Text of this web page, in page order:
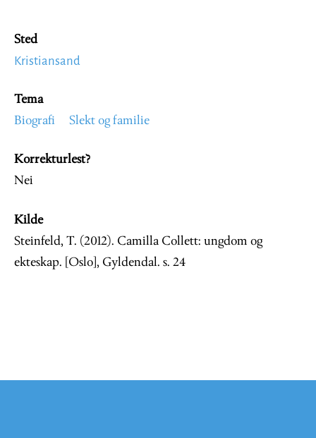
Sted
Kristiansand
Tema
Biografi
Slekt og familie
Korrekturlest?
Nei
Kilde
Steinfeld, T. (2012). Camilla Collett: ungdom og
ekteskap. [Oslo], Gyldendal. s. 24